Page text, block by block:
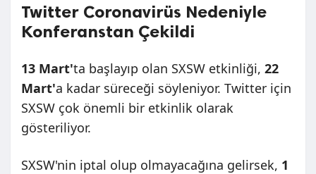
Twitter Coronavirüs Nedeniyle
Konferanstan Çekildi​
13 Mart'ta başlayıp olan SXSW etkinliği, 22
Mart'a kadar süreceği söyleniyor. Twitter için
SXSW çok önemli bir etkinlik olarak
gösteriliyor.
SXSW'nin iptal olup olmayacağına gelirsek, 1